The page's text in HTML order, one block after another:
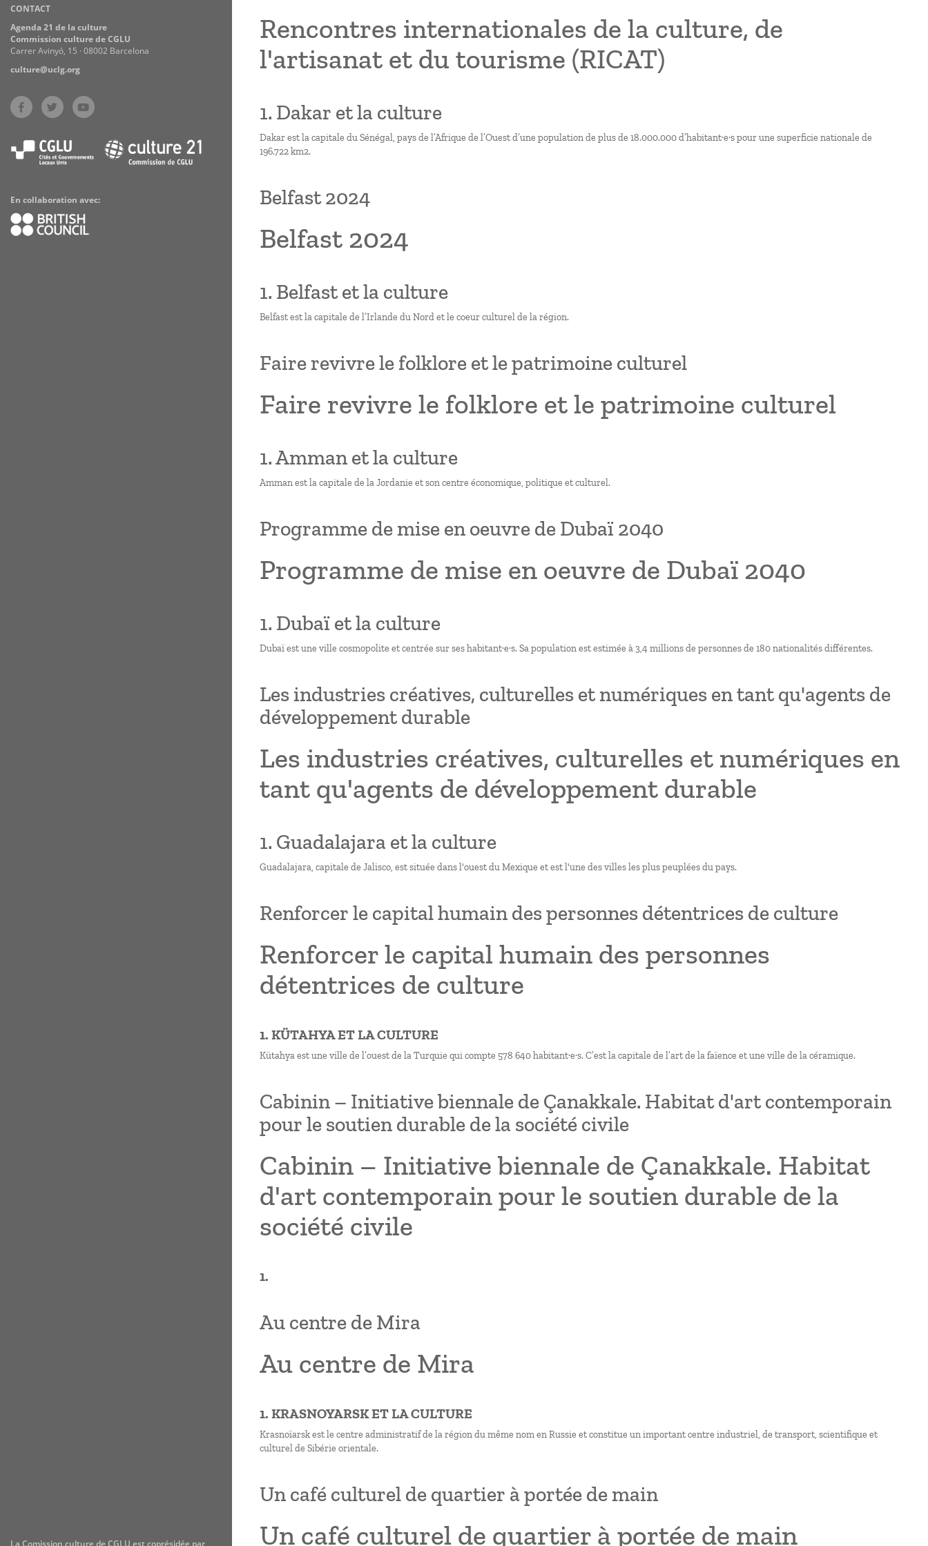
Practices
CONTACT
Agenda 21 de la culture
Commission culture de CGLU
Carrer Avinyó, 15 · 08002 Barcelona
culture@uclg.org
En collaboration avec:
Rencontres internationales de la culture, de
l'artisanat et du tourisme (RICAT)
1. Dakar et la culture
Dakar est la capitale du Sénégal, pays de l’Afrique de l’Ouest d’une population de plus de 18.000.000 d’habitant·e·s pour une superficie nationale de
196.722 km2.
Belfast 2024
Belfast 2024
1. Belfast et la culture
Belfast est la capitale de l’Irlande du Nord et le coeur culturel de la région.
Faire revivre le folklore et le patrimoine culturel
Faire revivre le folklore et le patrimoine culturel
1. Amman et la culture
Amman est la capitale de la Jordanie et son centre économique, politique et culturel.
Programme de mise en oeuvre de Dubaï 2040
Programme de mise en oeuvre de Dubaï 2040
1. Dubaï et la culture
Dubaï est une ville cosmopolite et centrée sur ses habitant·e·s. Sa population est estimée à 3,4 millions de personnes de 180 nationalités différentes.
Les industries créatives, culturelles et numériques en tant qu'agents de
développement durable
Les industries créatives, culturelles et numériques en
tant qu'agents de développement durable
1. Guadalajara et la culture
Guadalajara, capitale de Jalisco, est située dans l'ouest du Mexique et est l'une des villes les plus peuplées du pays.
Renforcer le capital humain des personnes détentrices de culture
Renforcer le capital humain des personnes
détentrices de culture
1. KÜTAHYA ET LA CULTURE
Kütahya est une ville de l’ouest de la Turquie qui compte 578 640 habitant·e·s. C’est la capitale de l’art de la faïence et une ville de la céramique.
Cabinin – Initiative biennale de Çanakkale. Habitat d'art contemporain
pour le soutien durable de la société civile
Cabinin – Initiative biennale de Çanakkale. Habitat
d'art contemporain pour le soutien durable de la
société civile
1.
Au centre de Mira
Au centre de Mira
1. KRASNOYARSK ET LA CULTURE
Krasnoïarsk est le centre administratif de la région du même nom en Russie et constitue un important centre industriel, de transport, scientifique et
culturel de Sibérie orientale.
Un café culturel de quartier à portée de main
Un café culturel de quartier à portée de main